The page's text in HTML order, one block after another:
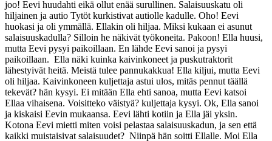
joo! Eevi huudahti eikä ollut enää surullinen. Salaisuuskatu oli
hiljainen ja autio Tytöt kurkistivat autiolle kadulle. Oho! Eevi
huokasi ja oli ymmällä. Ellakin oli hiljaa. Miksi kukaan ei asunut
salaisuuskadulla? Silloin he näkivät työkoneita. Pakoon! Ella huusi,
mutta Eevi pysyi paikoillaan. En lähde Eevi sanoi ja pysyi
paikoillaan. Ella näki kuinka kaivinkoneet ja puskutraktorit
lähestyivät heitä. Meistä tulee pannukakkua! Ella kiljui, mutta Eevi
oli hiljaa. Kaivinkoneen kuljettaja astui ulos, mitäs pennut täällä
tekevät? hän kysyi. Ei mitään Ella ehti sanoa, mutta Eevi katsoi
Ellaa vihaisena. Voisitteko väistyä? kuljettaja kysyi. Ok, Ella sanoi
ja kiskaisi Eevin mukaansa. Eevi lähti kotiin ja Ella jäi yksin.
Kotona Eevi mietti miten voisi pelastaa salaisuuskadun, ja sen että
kaikki muistaisivat salaisuudet? Niinpä hän soitti Ellalle. Moi Ella